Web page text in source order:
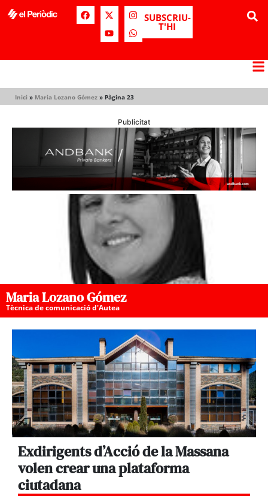
SUBSCRIU-
T'HI
Inici » Maria Lozano Gómez » Pàgina 23
Publicitat
Maria Lozano Gómez
Tècnica de comunicació d'Autea
Exdirigents d’Acció de la Massana
volen crear una plataforma
ciutadana